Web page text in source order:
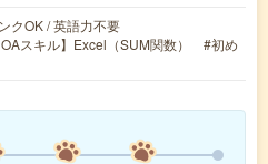
クOK / 英語力不要
スキル】Excel（SUM関数） #初め